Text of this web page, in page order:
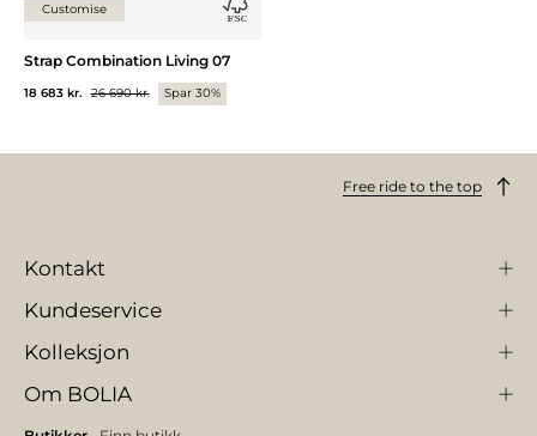
Customise
Strap Combination Living 07
18 683 kr. 26 690 kr. Spar 30%
Free ride to the top
Kontakt
Kundeservice
Kolleksjon
Om BOLIA